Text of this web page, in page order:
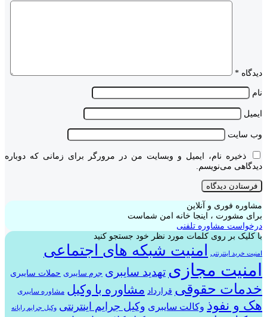
دیدگاه *
نام
ایمیل
وب‌ سایت
ذخیره نام، ایمیل و وبسایت من در مرورگر برای زمانی که دوباره
دیدگاهی می‌نویسم.
مشاوره فوری و آنلاین
برای مشورت ، اینجا خانه امن شماست
درخواست مشاوره تلفنی
با کلیک بر روی کلمات مورد نظر خود جستجو کنید
امنیت خرید اینترنتی امنیت شبکه های اجتماعی
امنیت مجازی تهدید سایبری جرم سایبری حملات سایبری
خدمات حقوقی قرارداد مشاوره با وکیل مشاوره سایبری
هک و نفوذ وکالت سایبری وکیل جرایم اینترنتی وکیل جرایم رایانه